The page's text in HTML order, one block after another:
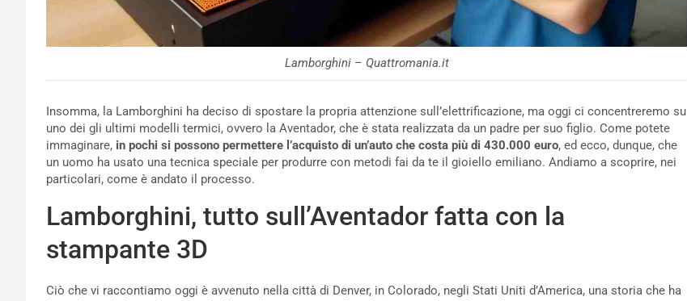
Lamborghini – Quattromania.it
Insomma, la Lamborghini ha deciso di spostare la propria attenzione sull’elettrificazione, ma oggi ci concentreremo su
uno dei gli ultimi modelli termici, ovvero la Aventador, che è stata realizzata da un padre per suo figlio. Come potete
immaginare, in pochi si possono permettere l’acquisto di un’auto che costa più di 430.000 euro, ed ecco, dunque, che
un uomo ha usato una tecnica speciale per produrre con metodi fai da te il gioiello emiliano. Andiamo a scoprire, nei
particolari, come è andato il processo.
Lamborghini, tutto sull’Aventador fatta con la
stampante 3D
Ciò che vi raccontiamo oggi è avvenuto nella città di Denver, in Colorado, negli Stati Uniti d’America, una storia che ha